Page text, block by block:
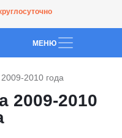
MEНЮ
2010 года
2009-2010